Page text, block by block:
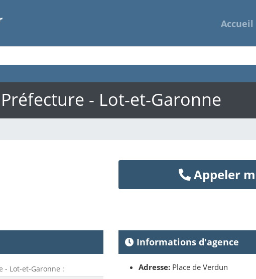
Accueil
Préfecture - Lot-et-Garonne
Appeler
- Lot-et-Garonne :
Informations d'agence
Adresse: Place de Verdun